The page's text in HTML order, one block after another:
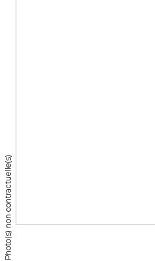
Photo(s) non contractuelle(s)